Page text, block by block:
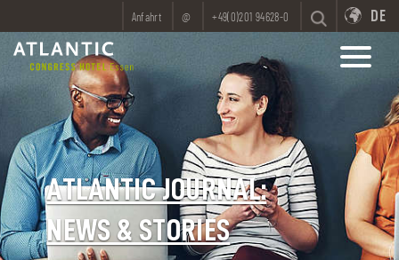
Anfahrt @ +49(0)201 94628-0 DE
ATLANTIC JOURNAL:
NEWS & STORIES